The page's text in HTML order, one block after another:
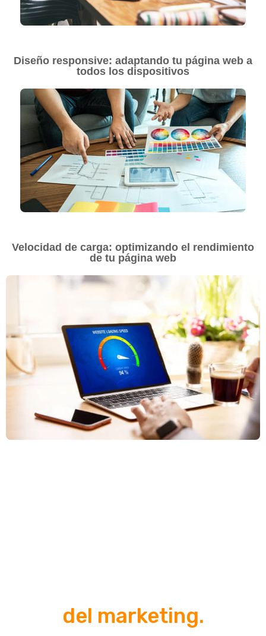
Diseño responsive: adaptando tu página web a
todos los dispositivos
Velocidad de carga: optimizando el rendimiento
de tu página web
del marketing.